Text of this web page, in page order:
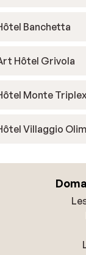
Banchetta
Hôtel Grivola
Monte Triplex
Villaggio